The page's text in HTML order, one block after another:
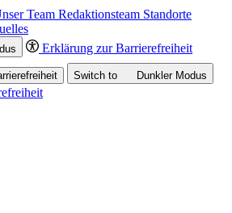
Team Redaktionsteam Standorte
Erklärung zur Barrierefreiheit
Switch to DunklerModus